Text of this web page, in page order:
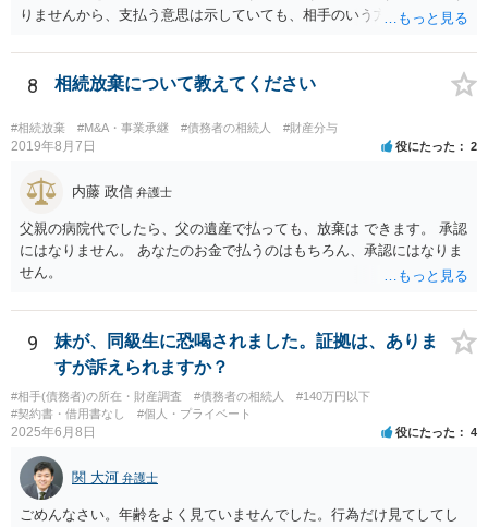
りませんから、支払う意思は示していても、相手のいう方法で支払わ
るかと思います。
8 相続放棄について教えてください
#相続放棄 #M&A・事業承継 #債務者の相続人 #財産分与
2019年8月7日 役にたった 2
内藤 政信 弁護士
父親の病院代でしたら、父の遺産で払っても、放棄は できます。 承認
にはなりません。 あなたのお金で払うのはもちろん、承認にはなりま
せん。
9
妹が、同級生に恐喝されました。証拠は、ありま
すが訴えられますか？
#相手(債務者)の所在・財産調査 #債務者の相続人
#140万円以下
#契約書・借用書なし
#個人・プライベート
2025年6月8日 役にたった 4
関 大河 弁護士
ごめんなさい。年齢をよく見ていませんでした。行為だけ見てしてし